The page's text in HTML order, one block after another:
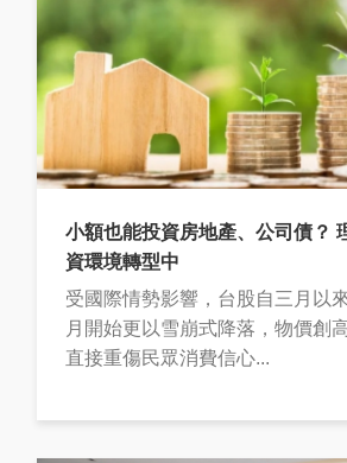
小額也能投資房地產、公司債？
資環境轉型中
受國際情勢影響，台股自三月以
月開始更以雪崩式降落，物價創
直接重傷民眾消費信心...